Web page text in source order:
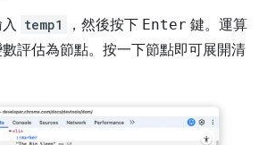
temp1 ，然後按下 Enter 鍵。運算
評估為節點。按一下節點即可展開清